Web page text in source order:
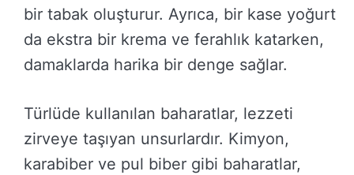
bir tabak oluşturur. Ayrıca, bir kase yoğurt
da ekstra bir krema ve ferahlık katarken,
damaklarda harika bir denge sağlar.
Türlüde kullanılan baharatlar, lezzeti
zirveye taşıyan unsurlardır. Kimyon,
karabiber ve pul biber gibi baharatlar,